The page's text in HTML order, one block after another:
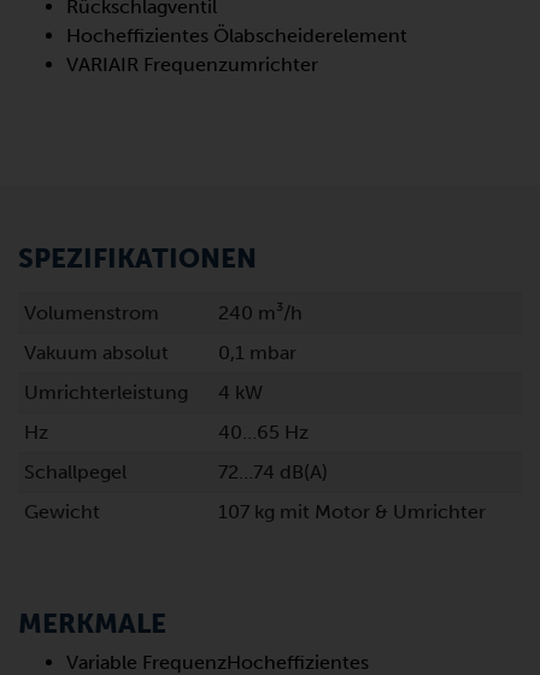
Rückschlagventil
Hocheffizientes Ölabscheiderelement
VARIAIR Frequenzumrichter
SPEZIFIKATIONEN
Volumenstrom
240 m³/h
Vakuum absolut
0,1 mbar
Umrichterleistung
4 kW
Hz
40…65 Hz
Schallpegel
72…74 dB(A)
Gewicht
107 kg mit Motor & Umrichter
MERKMALE
Variable FrequenzHocheffizientes